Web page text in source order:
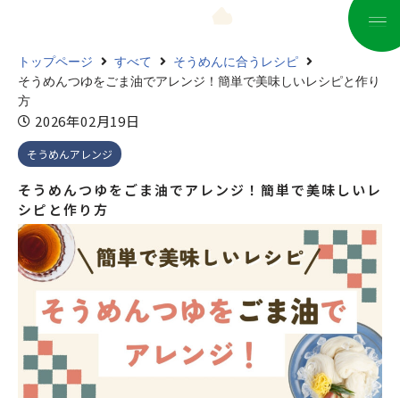
ン
テ
ン
へ
キ
ッ
プ
トップページ すべて
そうめんに合うレシピ
そうめんつゆをごま油でアレンジ！簡単で美味しいレシピと作り
方
2026年02月19日
そうめんアレンジ
そうめんつゆをごま油でアレンジ！簡単で美味しいレ
シピと作り方